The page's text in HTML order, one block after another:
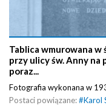
Tablica wmurowana
przy ulicy św. Anny
poraz...
Fotografia wykonana w
Postaci powiązane:#Karol